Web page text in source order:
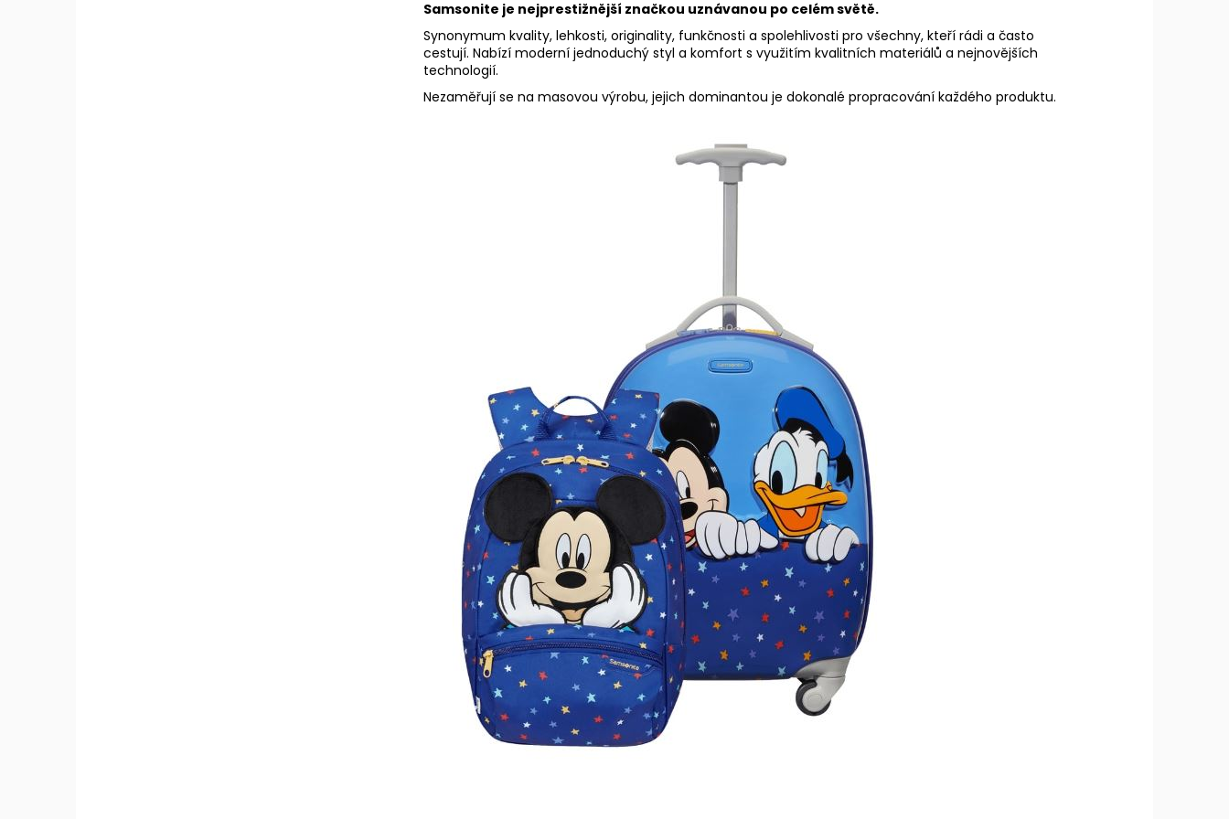
Samsonite je nejprestižnější značkou uznávanou po celém světě.
Synonymum kvality, lehkosti, originality, funkčnosti a spolehlivosti pro všechny, kteří rádi a často
cestují. Nabízí moderní jednoduchý styl a komfort s využitím kvalitních materiálů a nejnovějších
technologií.
Nezaměřují se na masovou výrobu, jejich dominantou je dokonalé propracování každého produktu.